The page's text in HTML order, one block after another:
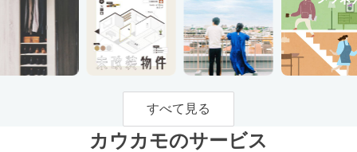
すべて見る
カウカモのサービス